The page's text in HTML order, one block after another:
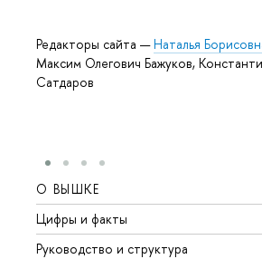
Редакторы сайта —Наталья
Максим Олегович Бажуков,
Сатдаров
О ВЫШКЕ
Цифры и факты
Руководство и структура